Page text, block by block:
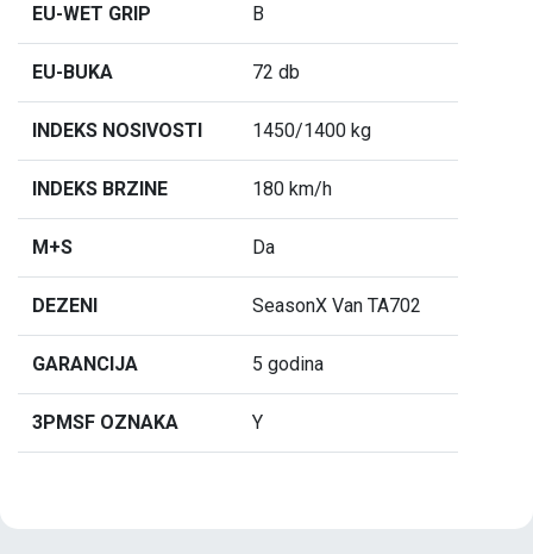
EU-WET GRIP B
EU-BUKA 72 db
INDEKS NOSIVOSTI 1450/1400 kg
INDEKS BRZINE 180 km/h
M+S Da
DEZENI SeasonX Van TA702
GARANCIJA 5 godina
3PMSF OZNAKA Y